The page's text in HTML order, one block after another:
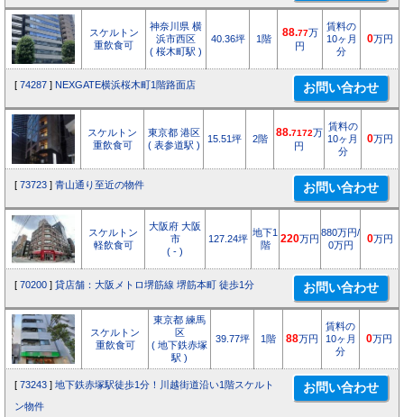
スケルトン
重飲食可
神奈川県 横
浜市西区
( 桜木町駅 )
40.36坪 1階
88.77万
円
賃料の
10ヶ月
分
0万円
[ 74287 ] NEXGATE横浜桜木町1階路面店
スケルトン
重飲食可
東京都 港区
( 表参道駅 )
15.51坪 2階
88.7172万
円
賃料の
10ヶ月
分
0万円
[ 73723 ] 青山通り至近の物件
スケルトン
軽飲食可
大阪府 大阪
市
( - )
127.24坪
地下1
階
220万円
880万円/
0万円
0万円
[ 70200 ] 貸店舗：大阪メトロ堺筋線 堺筋本町 徒歩1分
スケルトン
重飲食可
東京都 練馬
区
( 地下鉄赤塚
駅 )
39.77坪 1階 88万円
賃料の
10ヶ月
分
0万円
[ 73243 ] 地下鉄赤塚駅徒歩1分！川越街道沿い1階スケルト
ン物件